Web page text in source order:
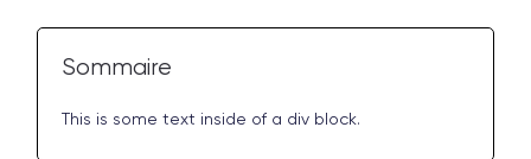
Sommaire
This is some text inside of a div block.